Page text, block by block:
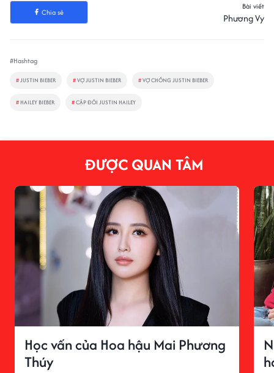
Chia sẻ
Bài viết
Phương Vy
#Hashtag
# JUSTIN BIEBER #VỢ JUSTIN BIEBER #VỢ CHỒNG JUSTIN BIEBER
# HAILEY BIEBER #CẶP ĐÔI JUSTIN HAILEY
ĐƯỢC QUAN TÂM
Học vấn của Hoa hậu Mai Phương
Thúy